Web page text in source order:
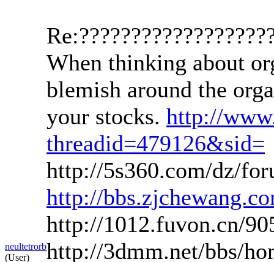
neultetrorb
(User)
When thinking about
blemish around the
your stocks. http://
threadid=479126&sid=
http://5s360.com/dz/
http://
http://1012.fuvon.cn/
http://3dmm.net/bbs/